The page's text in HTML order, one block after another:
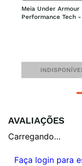
Meia Under Armour
Performance Tech -
INDISPONÍVEL
AVALIAÇÕES
Carregando…
Faça login para